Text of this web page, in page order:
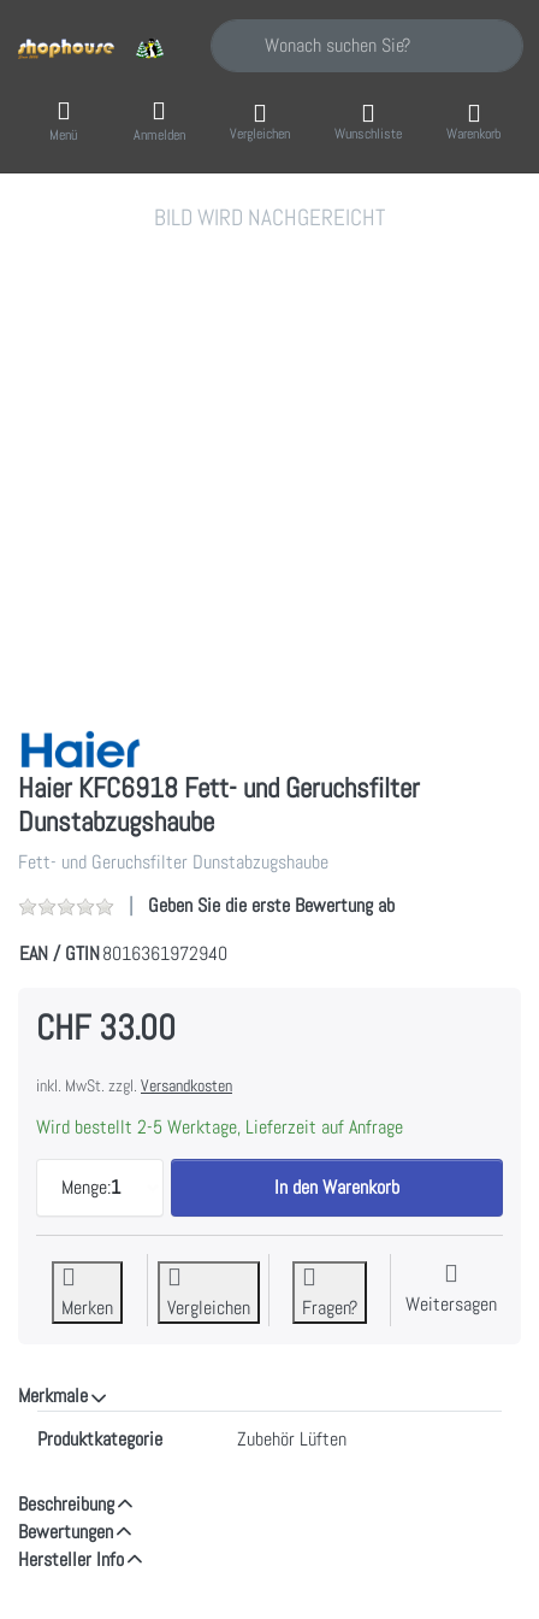
Geben Sie einen Suchbegriff ein. Während
Menü Anmelden Vergleichen Wunschliste Warenkorb
Haier KFC6918 Fett- und Geruchsfilter
Dunstabzugshaube
Fett- und Geruchsfilter Dunstabzugshaube
Geben Sie die erste Bewertung ab
EAN / GTIN8016361972940
CHF 33.00
inkl. MwSt. zzgl. Versandkosten
Wird bestellt 2-5 Werktage, Lieferzeit auf Anfrage
Menge:1
Haier KFC6918 Fett- und Geruchsfilter
In den Warenkorb
Merken Vergleichen Fragen? Weitersagen
Merkmale
Produktkategorie Zubehör Lüften
Beschreibung
Bewertungen
Hersteller Info